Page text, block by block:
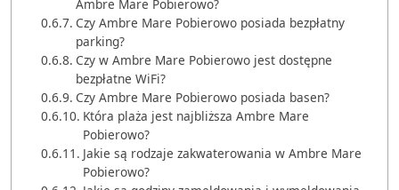
Ambre Mare Pobierowo?
Czy Ambre Mare Pobierowo posiada bezpłatny
parking?
Czy w Ambre Mare Pobierowo jest dostępne
bezpłatne WiFi?
Czy Ambre Mare Pobierowo posiada basen?
Która plaża jest najbliższa Ambre Mare
Pobierowo?
Jakie są rodzaje zakwaterowania w Ambre Mare
Pobierowo?